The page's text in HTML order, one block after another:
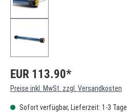
EUR 113.90*
Preise inkl. MwSt. zzgl. Versandkosten
Sofort verfügbar, Lieferzeit: 1-3 Tage